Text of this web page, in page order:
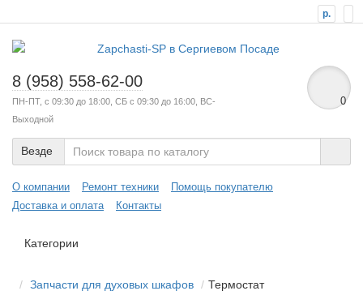
р.
8 (958) 558-62-00
ПН-ПТ, с 09:30 до 18:00, СБ с 09:30 до 16:00, ВС-
Выходной
0
Везде
О компании Ремонт техники
Помощь покупателю
Доставка и оплата
Контакты
Категории
Запчасти для духовых шкафов Термостат